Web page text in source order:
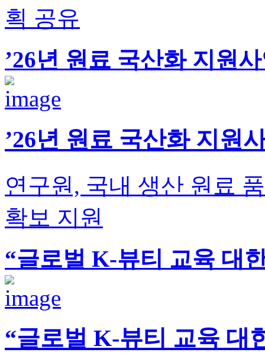
획 공유
’26년 원료 국산화 지원
’26년 원료 국산화 지원
연구원, 국내 생산 원료
확보 지원
“글로벌 K-뷰티 교육 대
“글로벌 K-뷰티 교육 대